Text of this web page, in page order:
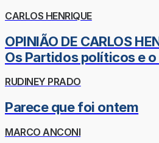
CARLOS HENRIQUE
OPINIÃO DE CARLOS
Os Partidos políticos e
RUDINEY PRADO
Parece que foi ontem
MARCO ANCONI